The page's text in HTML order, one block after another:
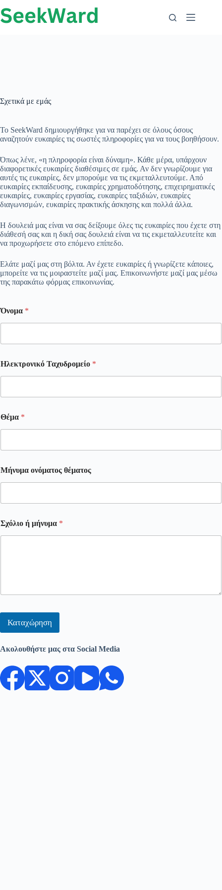
στο
περιεχόμενο
Σχετικά με εμάς
Το SeekWard δημιουργήθηκε για να παρέχει σε όλους όσους
αναζητούν ευκαιρίες τις σωστές πληροφορίες για να τους βοηθήσουν.
Όπως λένε, «η πληροφορία είναι δύναμη». Κάθε μέρα, υπάρχουν
διαφορετικές ευκαιρίες διαθέσιμες σε εμάς. Αν δεν γνωρίζουμε για
αυτές τις ευκαιρίες, δεν μπορούμε να τις εκμεταλλευτούμε. Από
ευκαιρίες εκπαίδευσης, ευκαιρίες χρηματοδότησης, επιχειρηματικές
ευκαιρίες, ευκαιρίες εργασίας, ευκαιρίες ταξιδιών, ευκαιρίες
διαγωνισμών, ευκαιρίες πρακτικής άσκησης και πολλά άλλα.
Η δουλειά μας είναι να σας δείξουμε όλες τις ευκαιρίες που έχετε στη
διάθεσή σας και η δική σας δουλειά είναι να τις εκμεταλλευτείτε και
να προχωρήσετε στο επόμενο επίπεδο.
Ελάτε μαζί μας στη βόλτα. Αν έχετε ευκαιρίες ή γνωρίζετε κάποιες,
μπορείτε να τις μοιραστείτε μαζί μας. Επικοινωνήστε μαζί μας μέσω
της παρακάτω φόρμας επικοινωνίας.
Όνομα *
Ηλεκτρονικό Ταχυδρομείο *
Θέμα *
Μήνυμα ονόματος θέματος
Σχόλιο ή μήνυμα *
Καταχώρηση
Ακολουθήστε μας στα Social Media